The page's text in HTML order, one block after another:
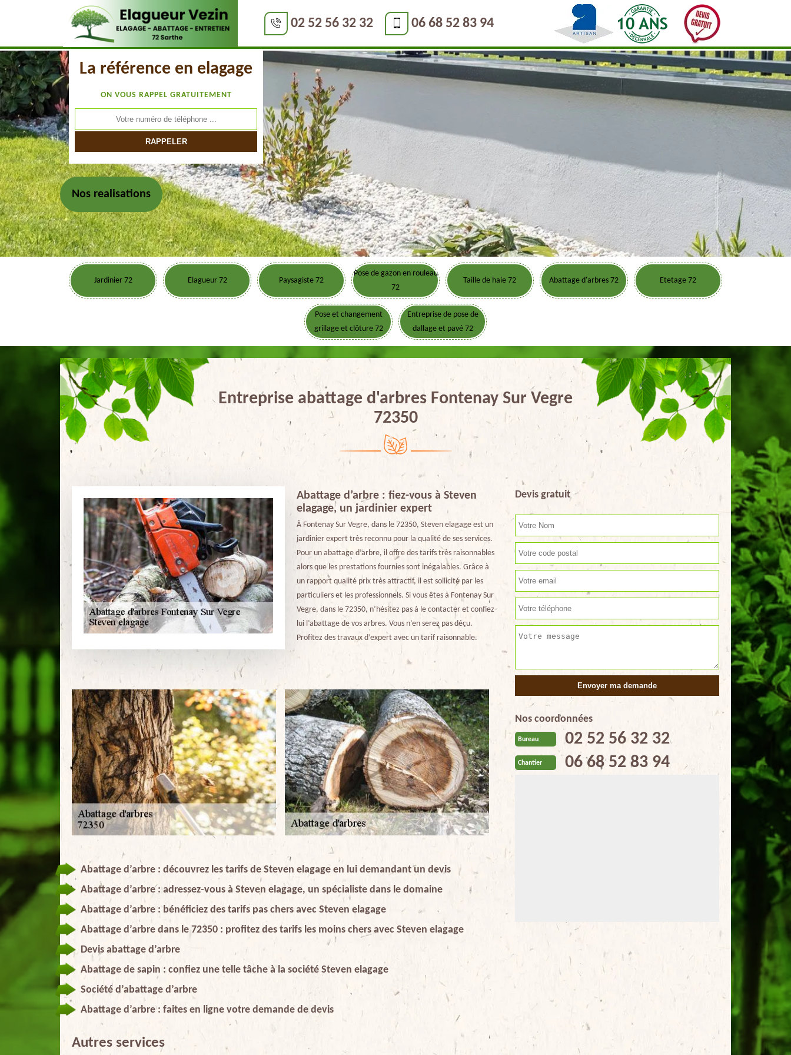
02 52 56 32 32 06 68 52 83 94
La référence en elagage
ON VOUS RAPPEL GRATUITEMENT
Nos realisations
Jardinier 72 Elagueur 72 Paysagiste 72
Pose de gazon en rouleau
72
Taille de haie 72 Abattage d'arbres 72 Etetage 72
Pose et changement
grillage et clôture 72
Entreprise de pose de
dallage et pavé 72
Entreprise abattage d'arbres Fontenay Sur Vegre
72350
Abattage d’arbre : fiez-vous à Steven
elagage, un jardinier expert
À Fontenay Sur Vegre, dans le 72350, Steven elagage est un
jardinier expert très reconnu pour la qualité de ses services.
Pour un abattage d’arbre, il offre des tarifs très raisonnables
alors que les prestations fournies sont inégalables. Grâce à
un rapport qualité prix très attractif, il est sollicité par les
particuliers et les professionnels. Si vous êtes à Fontenay Sur
Vegre, dans le 72350, n’hésitez pas à le contacter et confiez-
lui l’abattage de vos arbres. Vous n’en serez pas déçu.
Profitez des travaux d’expert avec un tarif raisonnable.
Abattage d’arbre : découvrez les tarifs de Steven elagage en lui demandant un devis
Abattage d’arbre : adressez-vous à Steven elagage, un spécialiste dans le domaine
Abattage d’arbre : bénéficiez des tarifs pas chers avec Steven elagage
Abattage d’arbre dans le 72350 : profitez des tarifs les moins chers avec Steven elagage
Devis abattage d’arbre
Abattage de sapin : confiez une telle tâche à la société Steven elagage
Société d’abattage d’arbre
Abattage d’arbre : faites en ligne votre demande de devis
Devis gratuit
Nos coordonnées
Bureau 02 52 56 32 32
Chantier 06 68 52 83 94
Autres services